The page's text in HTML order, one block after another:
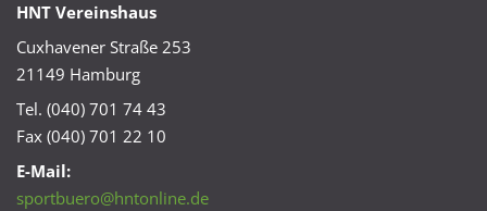
HNT Vereinshaus
Cuxhavener Straße 253
21149 Hamburg
Tel. (040) 701 74 43
Fax (040) 701 22 10
E-Mail:
sportbuero@hntonline.de